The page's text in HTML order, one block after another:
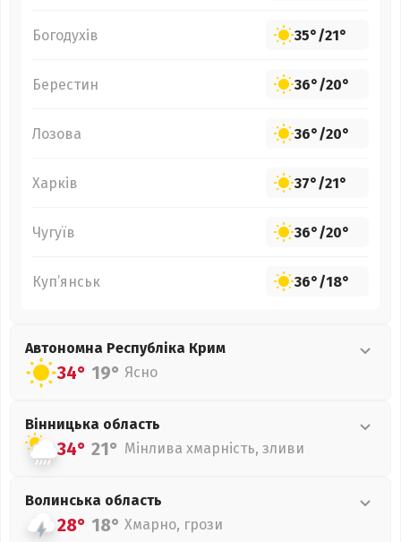
Богодухів 35°/21°
Берестин 36°/20°
Лозова 36°/20°
Харків 37°/21°
Чугуїв 36°/20°
Куп’янськ 36°/18°
Автономна Республіка Крим
34° 19° Ясно
Вінницька область
34° 21° Мінлива хмарність, зливи
Волинська область
28° 18° Хмарно, грози